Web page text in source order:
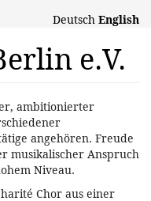
Deutsch English
e.V.
ambitionierter
angehören. Freude
musikalischer Anspruch
Niveau.
Chor aus einer